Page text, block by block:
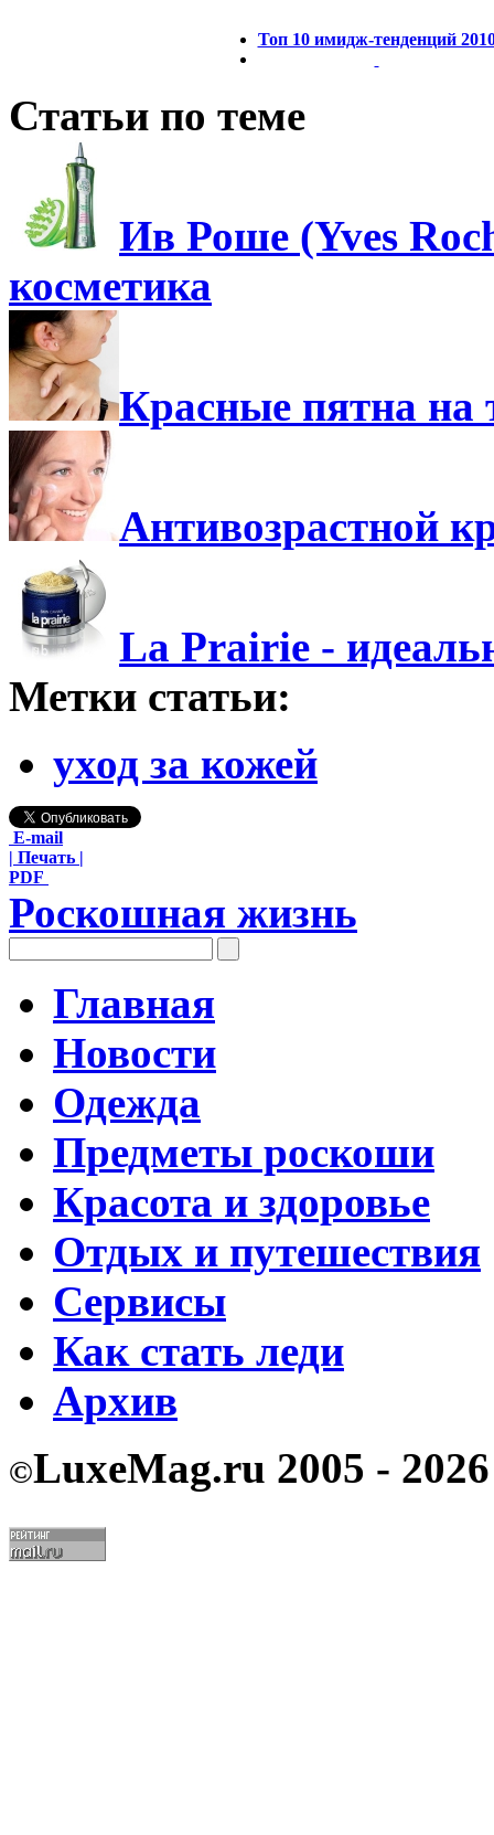
Топ 10 имидж-тенденций
Статьи по теме
Ив Роше (Yves
косметика
Красные пятна на
Антивозрастной
La Prairie -
Метки статьи:
уход за кожей
E-mail
| Печать |
PDF
Роскошная жизнь
Главная
Новости
Одежда
Предметы роскоши
Красота и здоровье
Отдых и путешествия
Сервисы
Как стать леди
Архив
©LuxeMag.ru 2005 - 2026